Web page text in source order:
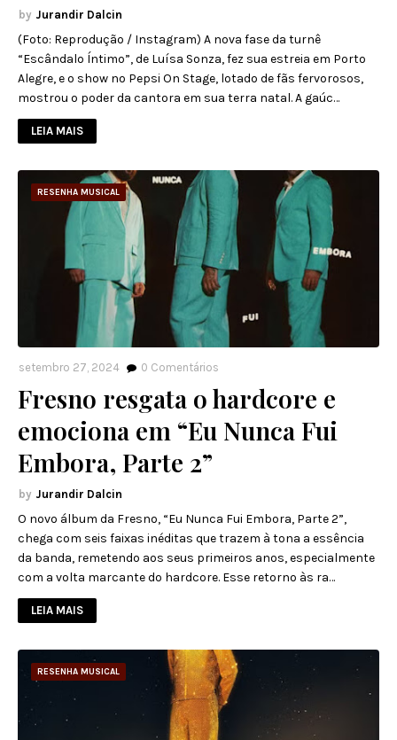
Jurandir Dalcin
(Foto: Reprodução / Instagram) A nova fase da turnê
“Escândalo Íntimo”, de Luísa Sonza, fez sua estreia em Porto
Alegre, e o show no Pepsi On Stage, lotado de fãs fervorosos,
mostrou o poder da cantora em sua terra natal. A gaúc…
LEIA MAIS
RESENHA MUSICAL
setembro 27, 2024 0 Comentários
Fresno resgata o hardcore e
emociona em “Eu Nunca Fui
Embora, Parte 2”
Jurandir Dalcin
O novo álbum da Fresno, “Eu Nunca Fui Embora, Parte 2”,
chega com seis faixas inéditas que trazem à tona a essência
da banda, remetendo aos seus primeiros anos, especialmente
com a volta marcante do hardcore. Esse retorno às ra…
LEIA MAIS
RESENHA MUSICAL